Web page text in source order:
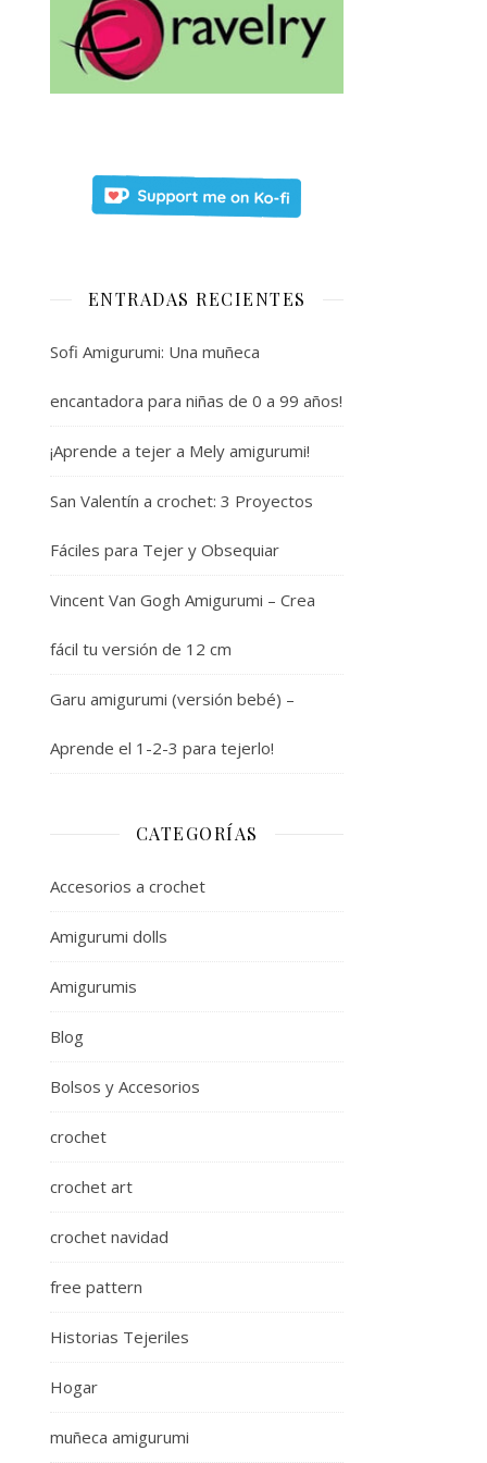
ENTRADAS RECIENTES
Sofi Amigurumi: Una muñeca
encantadora para niñas de 0 a 99 años!
¡Aprende a tejer a Mely amigurumi!
San Valentín a crochet: 3 Proyectos
Fáciles para Tejer y Obsequiar
Vincent Van Gogh Amigurumi – Crea
fácil tu versión de 12 cm
Garu amigurumi (versión bebé) –
Aprende el 1-2-3 para tejerlo!
CATEGORÍAS
Accesorios a crochet
Amigurumi dolls
Amigurumis
Blog
Bolsos y Accesorios
crochet
crochet art
crochet navidad
free pattern
Historias Tejeriles
Hogar
muñeca amigurumi